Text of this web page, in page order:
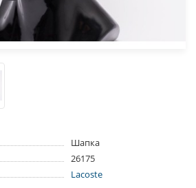
Шапка
26175
Lacoste